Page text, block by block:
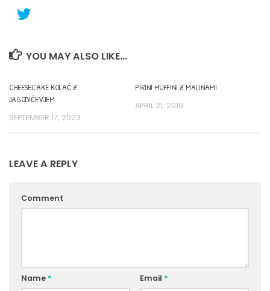
YOU MAY ALSO LIKE...
CHEESECAKE KOLAČ Z
JAGODIČEVJEM
SEPTEMBER 17, 2023
PIRINI MUFFINI Z MALINAMI
APRIL 21, 2019
LEAVE A REPLY
Comment
Name * Email *